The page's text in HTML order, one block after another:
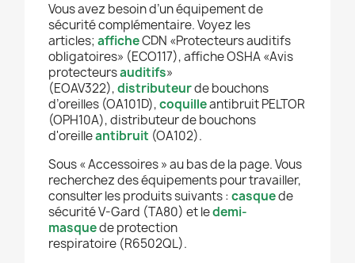
Vous avez besoin d’un équipement de
sécurité complémentaire. Voyez les
articles; afficheCDN «Protecteurs auditifs
obligatoires» (ECO117), affiche OSHA «Avis
protecteursauditifs»
(EOAV322),distributeurde bouchons
d’oreilles (OA101D),coquilleantibruit PELTOR
(OPH10A), distributeur de bouchons
d'oreilleantibruit (OA102).
Sous « Accessoires » au bas de la page. Vous
recherchez des équipements pour travailler,
consulter les produits suivants : casquede
sécurité V-Gard (TA80) et ledemi-
masquede protection
respiratoire (R6502QL).